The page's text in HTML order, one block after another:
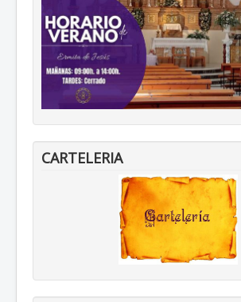
CARTELERIA